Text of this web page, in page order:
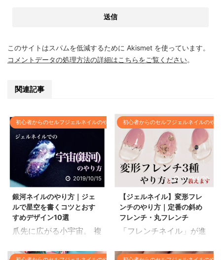
このサイトはスパムを低減するために Akismet を使っています。
コメントデータの処理方法の詳細はこちらをご覧ください。
関連記事
初心者からのセルフジェルネイルのやり方基本
2019/10/15
銀河ネイルのやり方｜ジェ
ルで星空を書くコツとおす
すめデザイン10選
爪先に広がる小宇宙。 複
う方も多いかもしれませ
初心者からのセルフジェルネイルのや
2019/4/20
【ジェルネイル】変形フレ
ンチのやり方｜定番の斜め
フレンチ・丸フレンチ
「フレンチネイル」が進
る部分が、丸だったり、